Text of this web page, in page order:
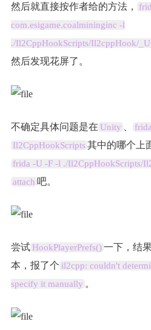
然后就直接按作者给的方法，
com.esigame.coalmininginc -l
./Il2CppHookScripts/Il2cppHook/
然后发现花屏了。
不确定具体问题是在 Unity frida
Il2CppHookScripts 其中的哪个上
frida -U -F -l ./Il2CppHookScripts/
attach 吧。
尝试 HookPlayerPrefs()一下，结
本，报了个 il2cpp: couldn't
specify it manually 。